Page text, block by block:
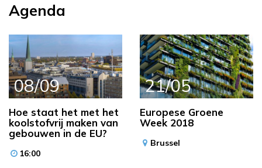
Agenda
08/09
Hoe staat het met het
koolstofvrij maken van
gebouwen in de EU?
16:00
21/05
Europese Groene
Week 2018
Brussel